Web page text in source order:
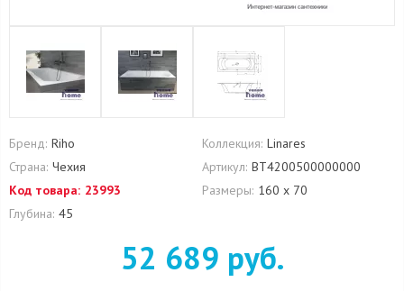
Бренд: Riho Коллекция: Linares
Страна: Чехия Артикул: BT4200500000000
Код товара: 23993 Размеры: 160 х 70
Глубина: 45
52 689 руб.